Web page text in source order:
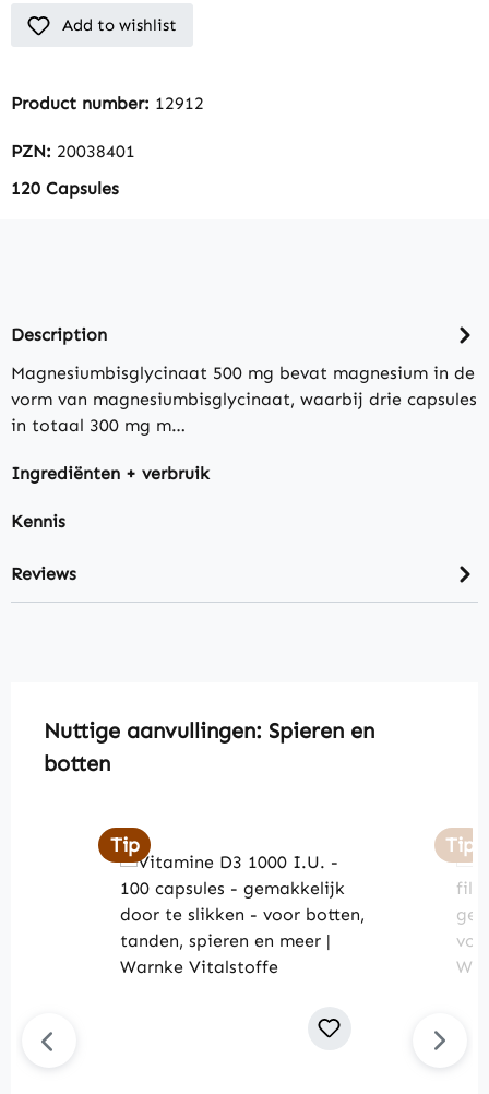
Add to wishlist
Product number: 12912
PZN: 20038401
120 Capsules
Description
Magnesiumbisglycinaat 500 mg bevat magnesium in de
vorm van magnesiumbisglycinaat, waarbij drie capsules
in totaal 300 mg m…
Ingrediënten + verbruik
Kennis
Reviews
Skip product gallery
Nuttige aanvullingen: Spieren en
botten
Tip Tip